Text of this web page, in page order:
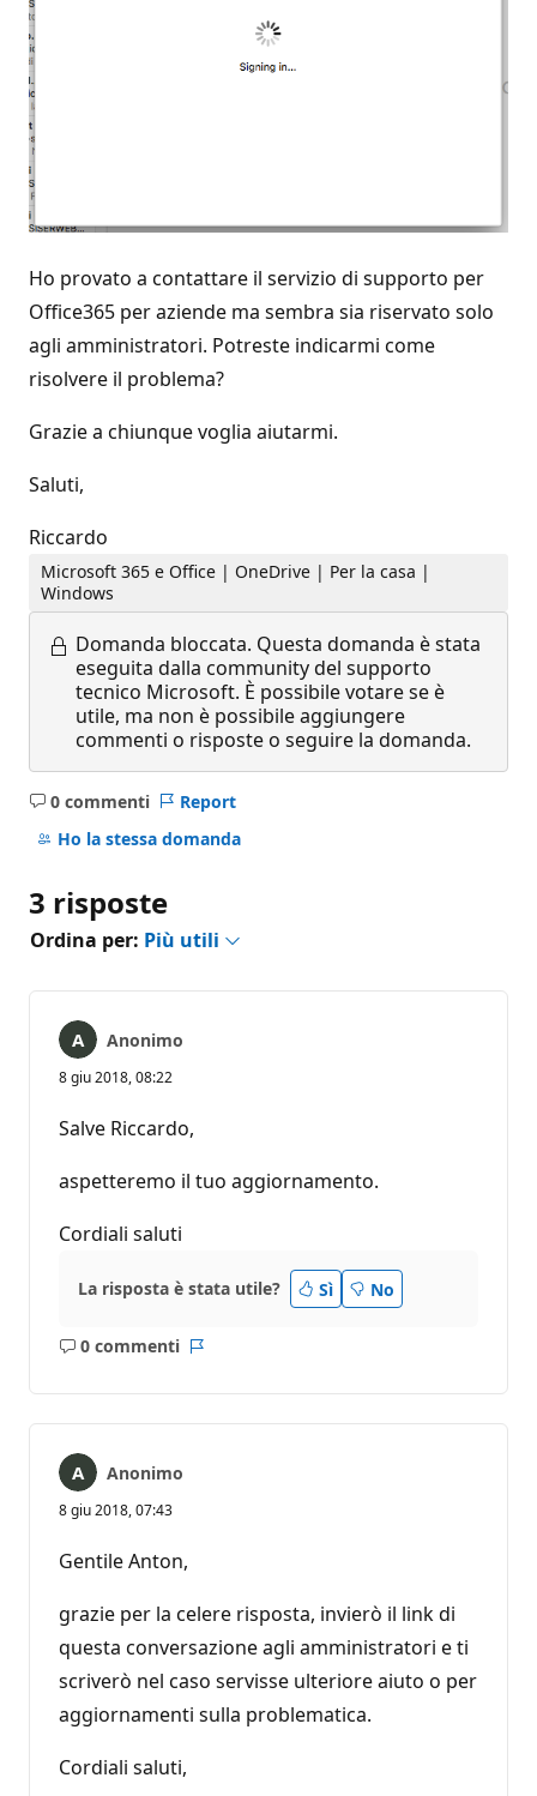
Ho provato a contattare il servizio di supporto per
Office365 per aziende ma sembra sia riservato solo
agli amministratori. Potreste indicarmi come
risolvere il problema?
Grazie a chiunque voglia aiutarmi.
Saluti,
Riccardo
Microsoft 365 e Office | OneDrive | Per la casa |
Windows
Domanda bloccata. Questa domanda è stata
eseguita dalla community del supporto
tecnico Microsoft. È possibile votare se è
utile, ma non è possibile aggiungere
commenti o risposte o seguire la domanda.
0 commenti
Nessun
commento
Report
Ho la stessa domanda
3 risposte
Ordina per: Più utili
Anonimo
8 giu 2018, 08:22
Salve Riccardo,
aspetteremo il tuo aggiornamento.
Cordiali saluti
La risposta è stata utile? Sì No
0 commenti
Nessun
Anonimo
8 giu 2018, 07:43
Gentile Anton,
grazie per la celere risposta, invierò il link di
questa conversazione agli amministratori e ti
scriverò nel caso servisse ulteriore aiuto o per
aggiornamenti sulla problematica.
Cordiali saluti,